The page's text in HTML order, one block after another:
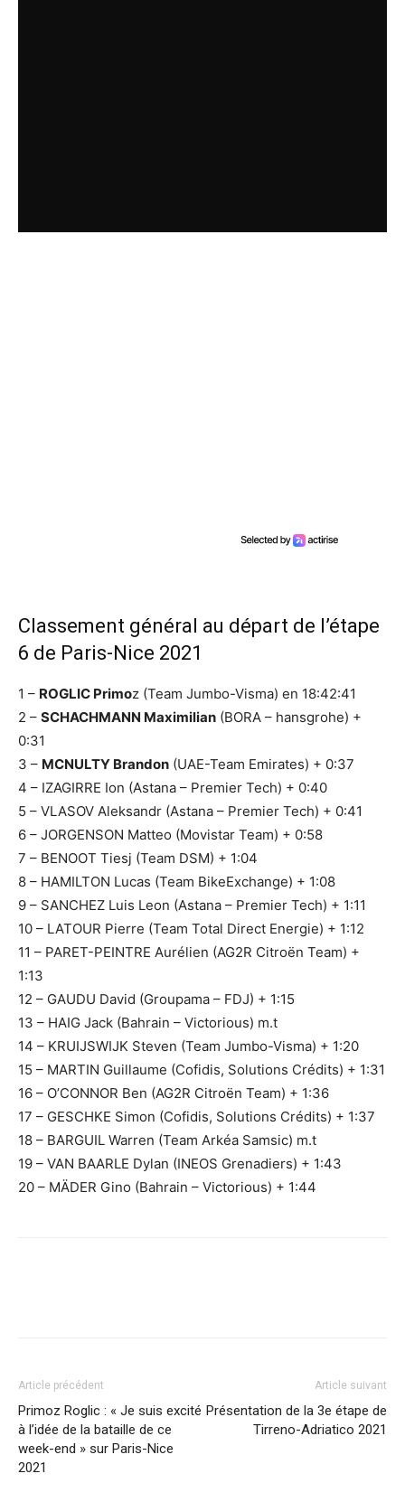
Classement général au départ de l’étape
6 de Paris-Nice 2021
1 – ROGLIC Primoz (Team Jumbo-Visma) en 18:42:41
2 – SCHACHMANN Maximilian (BORA – hansgrohe) +
0:31
3 – MCNULTY Brandon (UAE-Team Emirates) + 0:37
4 – IZAGIRRE Ion (Astana – Premier Tech) + 0:40
5 – VLASOV Aleksandr (Astana – Premier Tech) + 0:41
6 – JORGENSON Matteo (Movistar Team) + 0:58
7 – BENOOT Tiesj (Team DSM) + 1:04
8 – HAMILTON Lucas (Team BikeExchange) + 1:08
9 – SANCHEZ Luis Leon (Astana – Premier Tech) + 1:11
10 – LATOUR Pierre (Team Total Direct Energie) + 1:12
11 – PARET-PEINTRE Aurélien (AG2R Citroën Team) +
1:13
12 – GAUDU David (Groupama – FDJ) + 1:15
13 – HAIG Jack (Bahrain – Victorious) m.t
14 – KRUIJSWIJK Steven (Team Jumbo-Visma) + 1:20
15 – MARTIN Guillaume (Cofidis, Solutions Crédits) + 1:31
16 – O’CONNOR Ben (AG2R Citroën Team) + 1:36
17 – GESCHKE Simon (Cofidis, Solutions Crédits) + 1:37
18 – BARGUIL Warren (Team Arkéa Samsic) m.t
19 – VAN BAARLE Dylan (INEOS Grenadiers) + 1:43
20 – MÄDER Gino (Bahrain – Victorious) + 1:44
Article précédent
Primoz Roglic : « Je suis excité
à l’idée de la bataille de ce
week-end » sur Paris-Nice
2021
Article suivant
Présentation de la 3e étape de
Tirreno-Adriatico 2021